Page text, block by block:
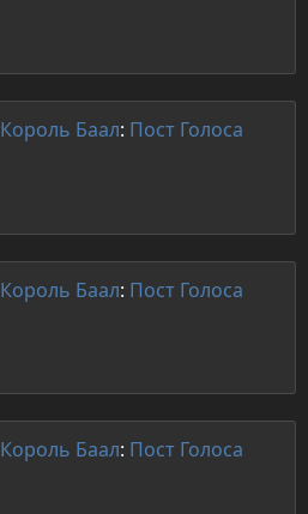
Король Баал: Пост Голоса
Король Баал: Пост Голоса
Король Баал: Пост Голоса